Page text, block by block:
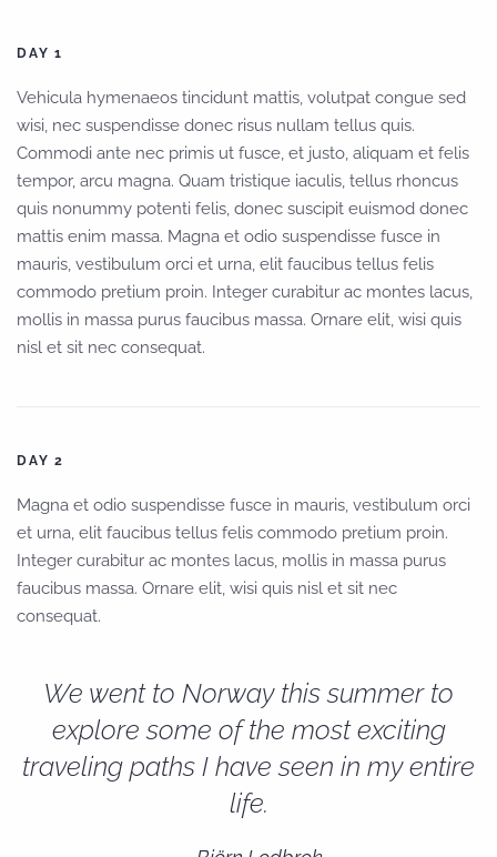
DAY 1
Vehicula hymenaeos tincidunt mattis, volutpat congue sed
wisi, nec suspendisse donec risus nullam tellus quis.
Commodi ante nec primis ut fusce, et justo, aliquam et felis
tempor, arcu magna. Quam tristique iaculis, tellus rhoncus
quis nonummy potenti felis, donec suscipit euismod donec
mattis enim massa. Magna et odio suspendisse fusce in
mauris, vestibulum orci et urna, elit faucibus tellus felis
commodo pretium proin. Integer curabitur ac montes lacus,
mollis in massa purus faucibus massa. Ornare elit, wisi quis
nisl et sit nec consequat.
DAY 2
Magna et odio suspendisse fusce in mauris, vestibulum orci
et urna, elit faucibus tellus felis commodo pretium proin.
Integer curabitur ac montes lacus, mollis in massa purus
faucibus massa. Ornare elit, wisi quis nisl et sit nec
consequat.
We went to Norway this summer to
explore some of the most exciting
traveling paths I have seen in my entire
life.